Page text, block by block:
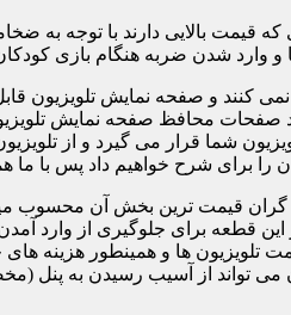
که قیمت بالایی دارند با توجه به
هنگام بازی کودکان آسیب ببیند و
کنند و صفحه نمایش تلویزیون
شما قرار می گیرد و از
برای شرح خواهیم داد پس با ما
گران قیمت ترین بخش آن
قطعه برای جلوگیری از وارد
ها و همینطور هزینه های
تواند از آسیب رسیدن به پنل